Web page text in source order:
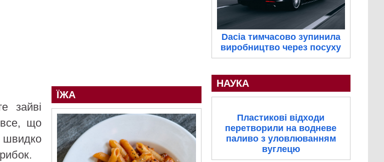
зайві
все, що
швидко
ЇЖА
Dacia тимчасово зупинила
виробництво через посуху
НАУКА
Пластикові відходи
перетворили на водневе
паливо з уловлюванням
вуглецю